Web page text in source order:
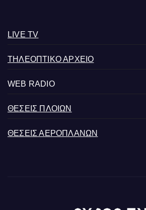
LIVE TV
ΤΗΛΕΟΠΤΙΚΟ ΑΡΧΕΙΟ
WEB RADIO
ΘΕΣΕΙΣ ΠΛΟΙΩΝ
ΘΕΣΕΙΣ ΑΕΡΟΠΛΑΝΩΝ